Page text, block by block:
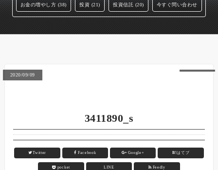
お金の増やし方 (38) 投資 (21) 投資信託 (20) 今すぐ問い合わせ
2020/09/09
3411890_s
Twitter Facebook Google+ B!はてブ
pocket LINE Feedly